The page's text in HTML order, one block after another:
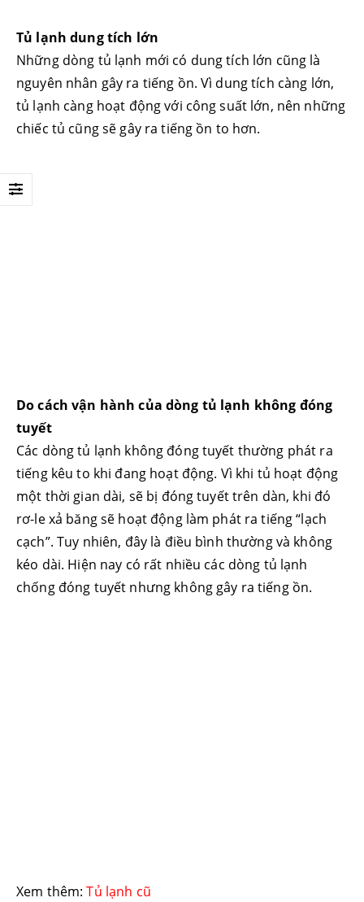
Tủ lạnh dung tích lớn
Những dòng tủ lạnh mới có dung tích lớn cũng là
nguyên nhân gây ra tiếng ồn. Vì dung tích càng lớn,
tủ lạnh càng hoạt động với công suất lớn, nên những
chiếc tủ cũng sẽ gây ra tiếng ồn to hơn.
Do cách vận hành của dòng tủ lạnh không đóng
tuyết
Các dòng tủ lạnh không đóng tuyết thường phát ra
tiếng kêu to khi đang hoạt động. Vì khi tủ hoạt động
một thời gian dài, sẽ bị đóng tuyết trên dàn, khi đó
rơ-le xả băng sẽ hoạt động làm phát ra tiếng “lạch
cạch”. Tuy nhiên, đây là điều bình thường và không
kéo dài. Hiện nay có rất nhiều các dòng tủ lạnh
chống đóng tuyết nhưng không gây ra tiếng ồn.
Xem thêm:Tủ lạnh cũ